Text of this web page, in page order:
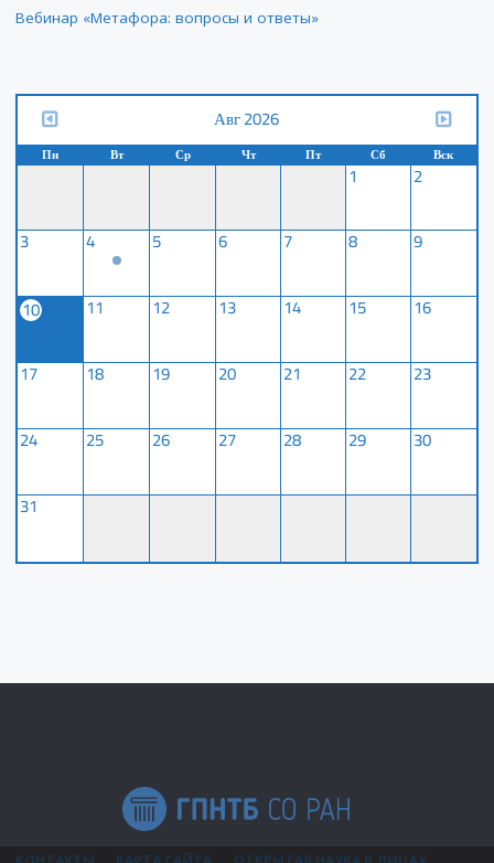
Вебинар «Метафора: вопросы и ответы»
Авг 2026
Пн Вт Ср Чт Пт Сб Вск
1 2
3 4 5 6 7 8 9
10 11 12 13 14 15 16
17 18 19 20 21 22 23
24 25 26 27 28 29 30
31